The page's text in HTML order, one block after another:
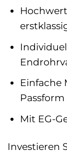
Einfache
Passform
Mit EG-
Investieren